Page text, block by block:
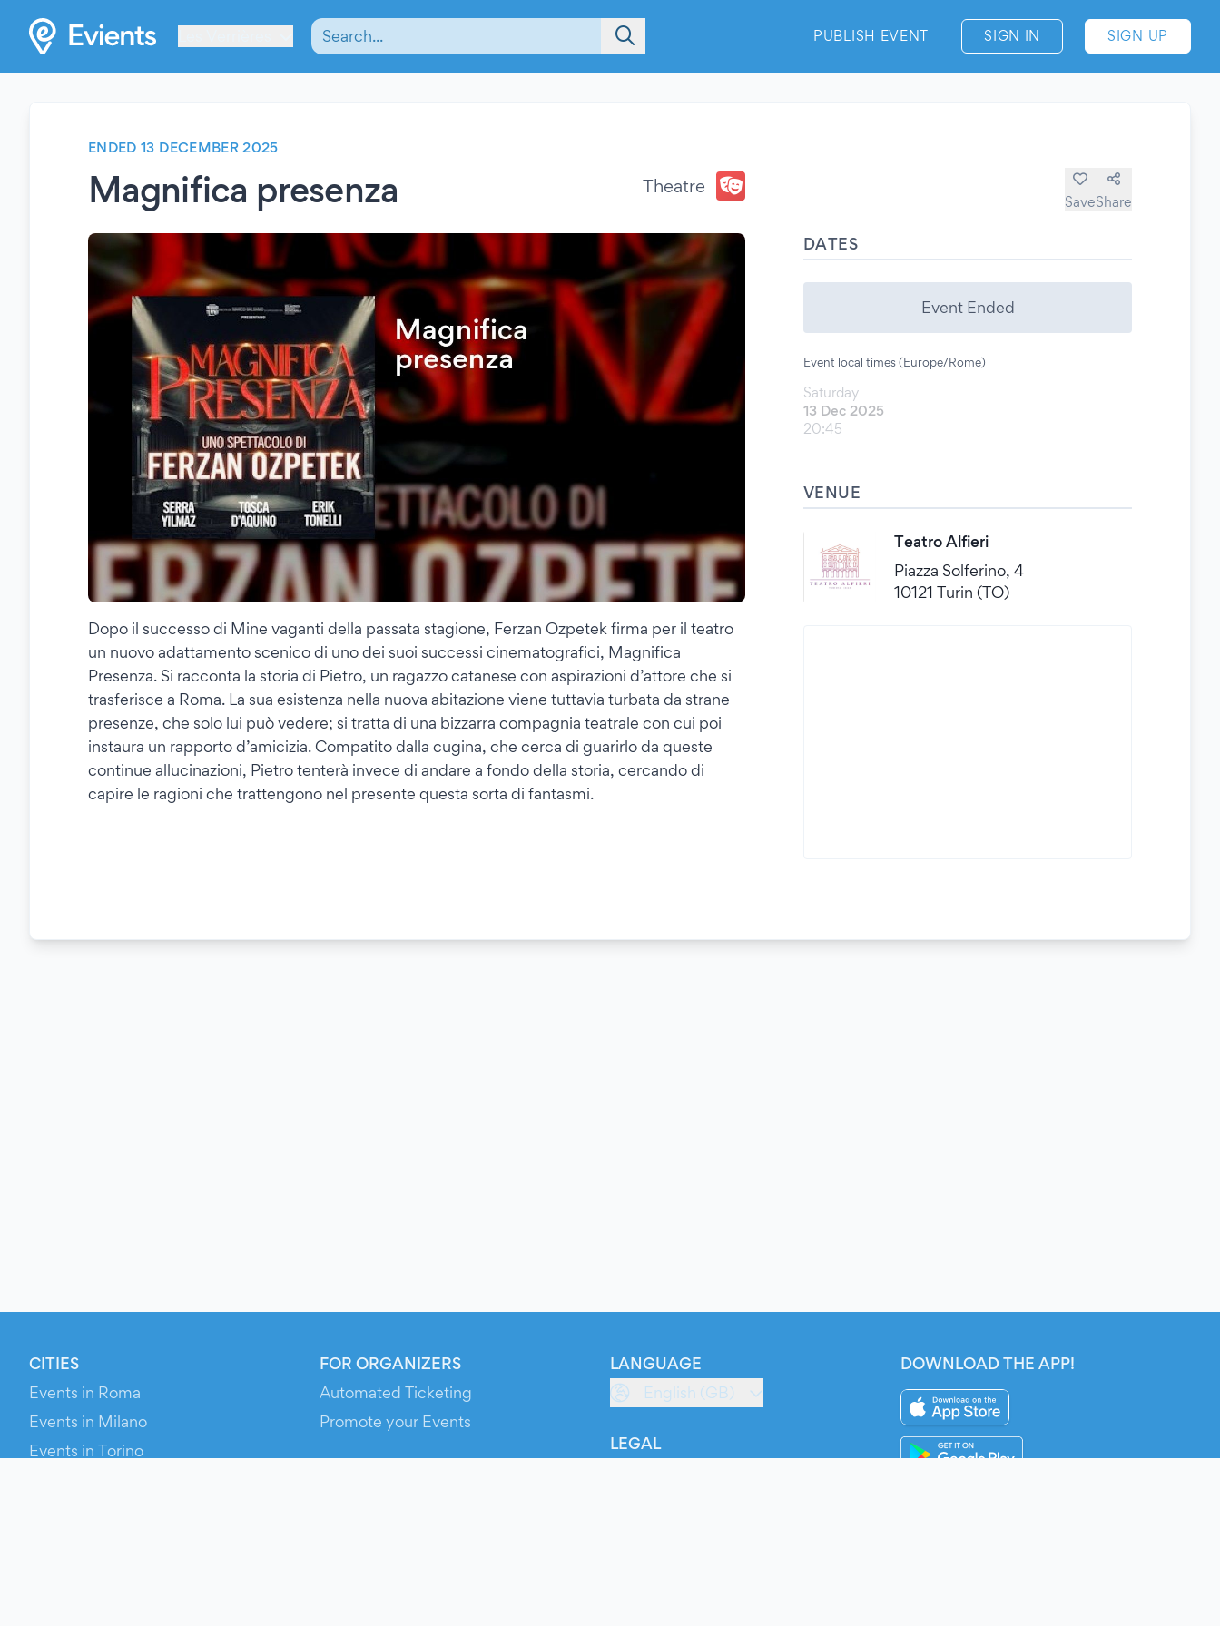
PUBLISH EVENT SIGN IN SIGN UP
ENDED 13 DECEMBER 2025
Magnifica presenza Theatre
SaveShare
Dopo il successo di Mine vaganti della passata stagione, Ferzan Ozpetek firma per il teatro
un nuovo adattamento scenico di uno dei suoi successi cinematografici, Magnifica
Presenza. Si racconta la storia di Pietro, un ragazzo catanese con aspirazioni d’attore che si
trasferisce a Roma. La sua esistenza nella nuova abitazione viene tuttavia turbata da strane
presenze, che solo lui può vedere; si tratta di una bizzarra compagnia teatrale con cui poi
instaura un rapporto d’amicizia. Compatito dalla cugina, che cerca di guarirlo da queste
continue allucinazioni, Pietro tenterà invece di andare a fondo della storia, cercando di
capire le ragioni che trattengono nel presente questa sorta di fantasmi.
DATES
Event Ended
Event local times (Europe/Rome)
Saturday
13 Dec 2025
20:45
VENUE
Teatro Alfieri
Piazza Solferino, 4
10121 Turin (TO)
CITIES
Events in Roma
Events in Milano
Events in Torino
FOR ORGANIZERS
Automated Ticketing
Promote your Events
LANGUAGE
English (GB)
LEGAL
DOWNLOAD THE APP!